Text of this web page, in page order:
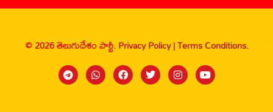
© 2026 తెలుగుదేశం పార్టీ.Privacy Policy |Terms Conditions.